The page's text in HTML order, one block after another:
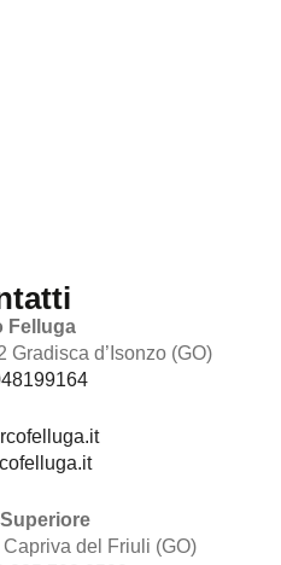
Felluga
d’Isonzo (GO)
del Friuli (GO)